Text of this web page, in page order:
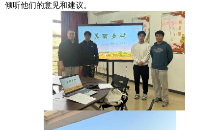
倾听他们的意见和建议。